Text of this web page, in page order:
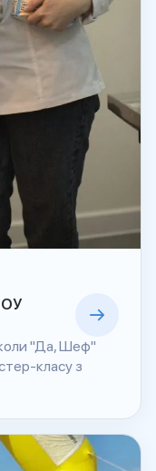
"Да, Шеф"
класу з